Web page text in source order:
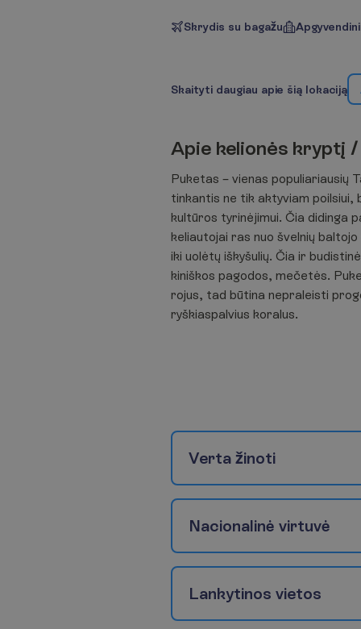
Skrydis su bagažu
Skaityti daugiau apie šią lokaciją
Apie kelionės kryptį /
Puketas – vienas populiariausių
tinkantis ne tik aktyviam poilsiui,
kultūros tyrinėjimui. Čia didinga
keliautojai ras nuo švelnių baltojo
iki uolėtų iškyšulių. Čia ir
kiniškos pagodos, mečetės.
rojus, tad būtina nepraleisti
ryškiaspalvius koralus.
Verta žinoti
Nacionalinė virtuvė
Lankytinos vietos